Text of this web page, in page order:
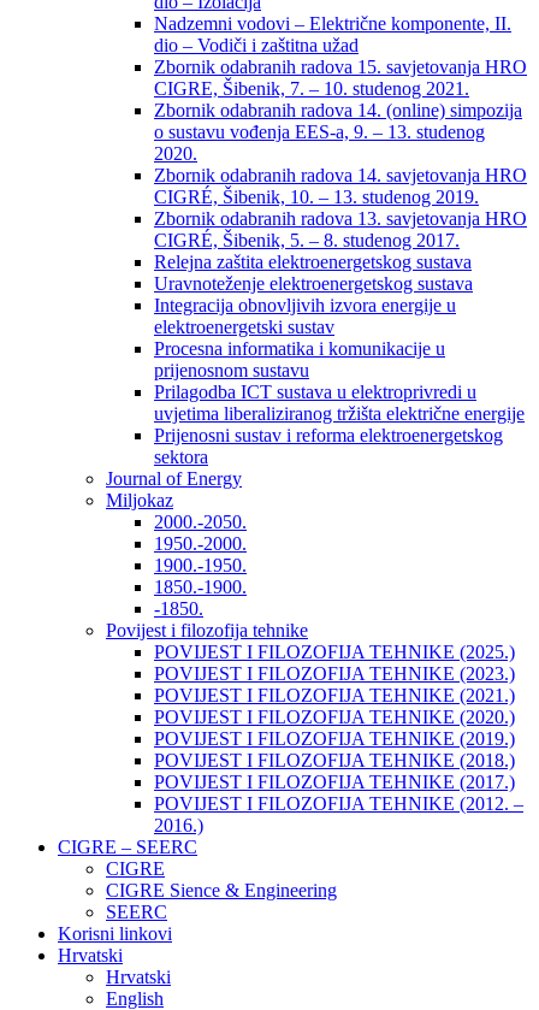
Nadzemni vodovi – Električne komponente, II.
dio – Vodiči i zaštitna užad
Zbornik odabranih radova 15. savjetovanja HRO
CIGRE, Šibenik, 7. – 10. studenog 2021.
Zbornik odabranih radova 14. (online) simpozija
o sustavu vođenja EES-a, 9. – 13. studenog
2020.
Zbornik odabranih radova 14. savjetovanja HRO
CIGRÉ, Šibenik, 10. – 13. studenog 2019.
Zbornik odabranih radova 13. savjetovanja HRO
CIGRÉ, Šibenik, 5. – 8. studenog 2017.
Relejna zaštita elektroenergetskog sustava
Uravnoteženje elektroenergetskog sustava
Integracija obnovljivih izvora energije u
elektroenergetski sustav
Procesna informatika i komunikacije u
prijenosnom sustavu
Prilagodba ICT sustava u elektroprivredi u
uvjetima liberaliziranog tržišta električne energije
Prijenosni sustav i reforma elektroenergetskog
sektora
Journal of Energy
Miljokaz
2000.-2050.
1950.-2000.
1900.-1950.
1850.-1900.
-1850.
Povijest i filozofija tehnike
POVIJEST I FILOZOFIJA TEHNIKE (2025.)
POVIJEST I FILOZOFIJA TEHNIKE (2023.)
POVIJEST I FILOZOFIJA TEHNIKE (2021.)
POVIJEST I FILOZOFIJA TEHNIKE (2020.)
POVIJEST I FILOZOFIJA TEHNIKE (2019.)
POVIJEST I FILOZOFIJA TEHNIKE (2018.)
POVIJEST I FILOZOFIJA TEHNIKE (2017.)
POVIJEST I FILOZOFIJA TEHNIKE (2012. –
2016.)
CIGRE – SEERC
CIGRE
CIGRE Sience & Engineering
SEERC
Korisni linkovi
Hrvatski
Hrvatski
English